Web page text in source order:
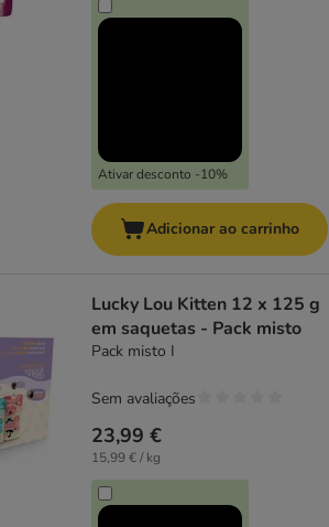
Ativar desconto -10%
Adicionar ao carrinho
Lucky Lou Kitten 12 x 125 g
em saquetas - Pack misto
Pack misto I
23,99 €
15,99 € / kg
Sem avaliações